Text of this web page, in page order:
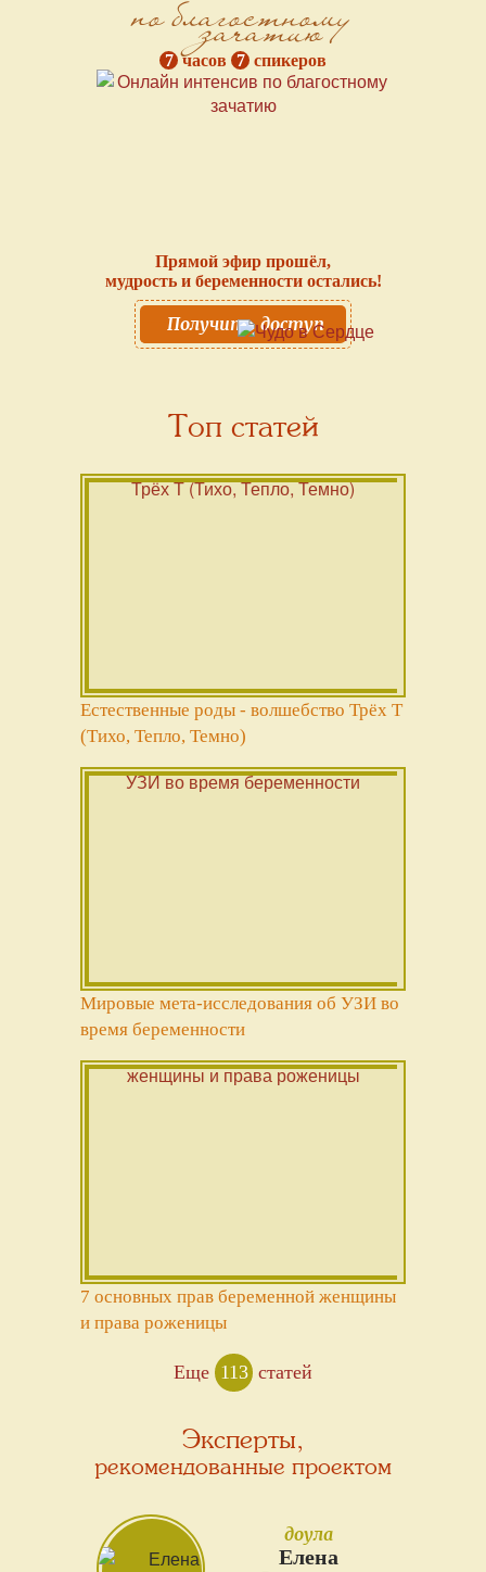
по благостному
зачатию
7 часов 7 спикеров
Прямой эфир прошёл,
мудрость и беременности остались!
Получить доступ
Топ статей
Естественные роды - волшебство Трёх Т
(Тихо, Тепло, Темно)
Мировые мета-исследования об УЗИ во
время беременности
7 основных прав беременной женщины
и права роженицы
Еще 113 статей
Эксперты,
рекомендованные проектом
доула
Елена